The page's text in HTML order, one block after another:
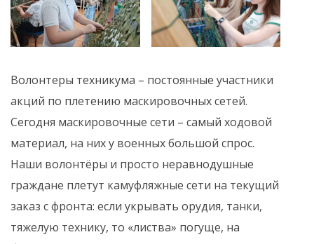
Волонтеры техникума – постоянные участники
акций по плетению маскировочных сетей.
Сегодня маскировочные сети – самый ходовой
материал, на них у военных большой спрос.
Наши волонтёры и просто неравнодушные
граждане плетут камуфляжные сети на текущий
заказ с фронта: если укрывать орудия, танки,
тяжелую технику, то «листва» погуще, на